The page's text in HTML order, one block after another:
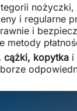
nożyczki,
i regularne
i
cążki, kopytka i